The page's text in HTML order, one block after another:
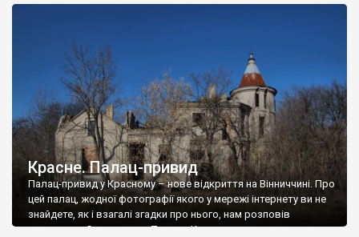
Красне. Палац-привид
Палац-привид у Красному – нове відкриття на Вінниччині. Про
цей палац, жодної фотографії якого у мережі інтернету ви не
знайдете, як і взагалі згадки про нього, нам розповів
мешканець Самгородка. Палац у Красному вразив не лише